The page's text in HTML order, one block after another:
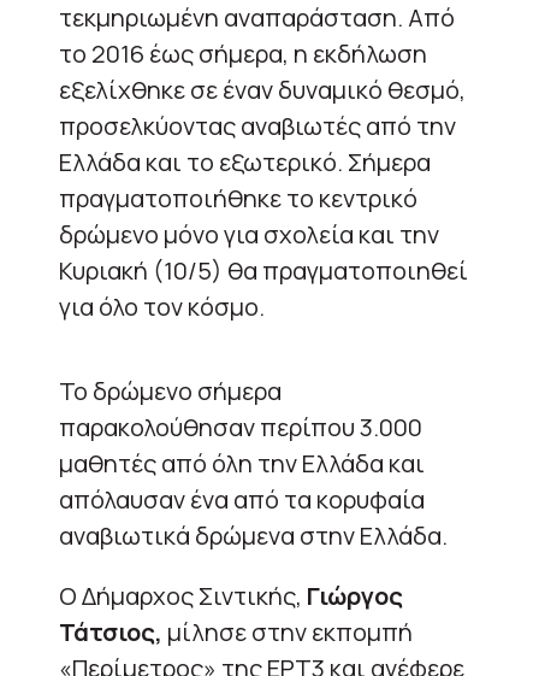
τεκμηριωμένη αναπαράσταση. Από
το 2016 έως σήμερα, η εκδήλωση
εξελίχθηκε σε έναν δυναμικό θεσμό,
προσελκύοντας αναβιωτές από την
Ελλάδα και το εξωτερικό. Σήμερα
πραγματοποιήθηκε το κεντρικό
δρώμενο μόνο για σχολεία και την
Κυριακή (10/5) θα πραγματοποιηθεί
για όλο τον κόσμο.
Το δρώμενο σήμερα
παρακολούθησαν περίπου 3.000
μαθητές από όλη την Ελλάδα και
απόλαυσαν ένα από τα κορυφαία
αναβιωτικά δρώμενα στην Ελλάδα.
Ο Δήμαρχος Σιντικής, Γιώργος
Τάτσιος, μίλησε στην εκπομπή
«Περίμετρος» της ΕΡΤ3 και ανέφερε